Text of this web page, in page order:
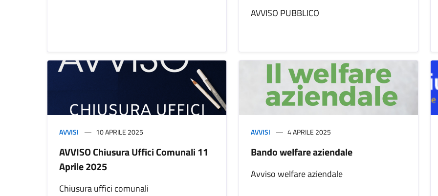
AVVISO PUBBLICO
AVVISI 10 APRILE 2025
AVVISO Chiusura Uffici Comunali 11
Aprile 2025
Chiusura uffici comunali
AVVISI 4 APRILE 2025
Bando welfare aziendale
Avviso welfare aziendale